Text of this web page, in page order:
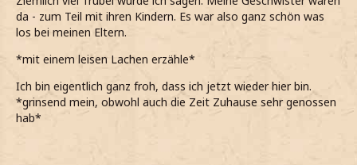
da - zum Teil mit ihren Kindern. Es war also ganz schön was
los bei meinen Eltern.
*mit einem leisen Lachen erzähle*
Ich bin eigentlich ganz froh, dass ich jetzt wieder hier bin.
*grinsend mein, obwohl auch die Zeit Zuhause sehr genossen
hab*